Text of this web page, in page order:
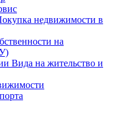
недвижимости в
на
Вида на жительство и